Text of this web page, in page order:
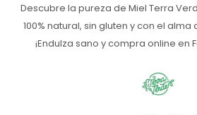
Descubre la pureza de Miel Terra
100% natural, sin gluten y con el
¡Endulza sano y compra online en
Antihipertensivos
Jarabes